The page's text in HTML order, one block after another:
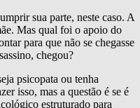
sua parte, neste caso. A
Mas qual foi o apoio do
para que não se chegasse
chegou?
psicopata ou tenha
isso, mas a questão é se é
estruturado para